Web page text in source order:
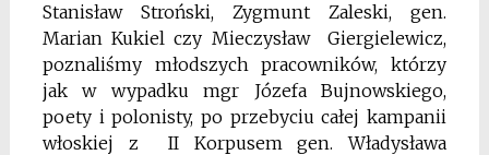
Stanisław Stroński, Zygmunt Zaleski, gen.
Marian Kukiel czy Mieczysław Giergielewicz,
poznaliśmy młodszych pracowników, którzy
jak w wypadku mgr Józefa Bujnowskiego,
poety i polonisty, po przebyciu całej kampanii
włoskiej z II Korpusem gen. Władysława